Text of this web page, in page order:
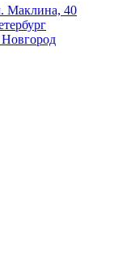
Маклина, 40